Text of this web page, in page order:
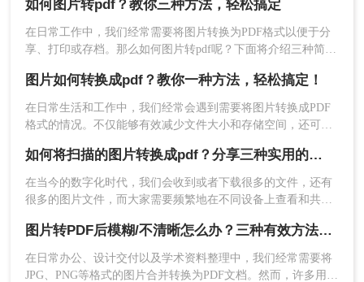
图分页、调整分辨率）。
缺点：
需下载安装软件，占用本地存储。部分
工具需付费或学习成本较高。
推荐工具：Adobe Acrobat Pro DC（付费，专业级
工具，官网）
操作步骤：
1、打开Photoshop，选择“文件”→“自
动”→“PDF演示文稿”。
如何图片转pdf？教你三种方法，轻松搞定
在日常工作中，我们经常需要将图片转换为PDF格式以便于分
享、打印或存档。那么如何图片转pdf呢？下面将介绍三种简单
图片如何转换成pdf？教你一种方法，轻松搞定！
在日常生活和工作中，我们经常会遇到需要将图片转换成PDF
格式的情况。不仅能够有效减少文件大小和存储空间，还可以
文将为您详细介绍这一过程，帮助您快速掌握相关技巧。如何将扫描的图片转换成pdf？分享三种实用的方法！
在当今的数字化时代，我们会收到或者下载很多的文件，还有
很多的图片文件，而大家需要频繁地在不同设备上查看和共享
显示效果保持一致，而不会出现格式混乱或图像质量损失的问
题。其次，图片转PDF可以保护文档的内容不被轻易修改或编
辑，这为保护重要文件和资料提供了方便的安全保障
图片转PDF后模糊/不清晰怎么办？三种有效方法帮你解决！
在日常办公、设计交付以及学术资料整理中，我们经常需要将
JPG、PNG等格式的图片合并转换为PDF文档。然而，许多用户